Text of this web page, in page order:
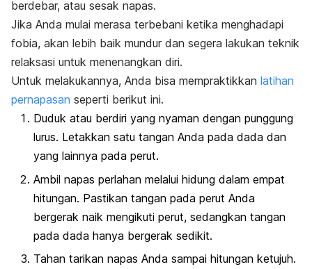
berdebar, atau sesak napas.
Jika Anda mulai merasa terbebani ketika menghadapi
fobia, akan lebih baik mundur dan segera lakukan teknik
relaksasi untuk menenangkan diri.
Untuk melakukannya, Anda bisa mempraktikkan latihan
pernapasan seperti berikut ini.
Duduk atau berdiri yang nyaman dengan punggung
lurus. Letakkan satu tangan Anda pada dada dan
yang lainnya pada perut.
Ambil napas perlahan melalui hidung dalam empat
hitungan. Pastikan tangan pada perut Anda
bergerak naik mengikuti perut, sedangkan tangan
pada dada hanya bergerak sedikit.
Tahan tarikan napas Anda sampai hitungan ketujuh.